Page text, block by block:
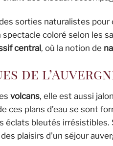
sorties naturalistes pour
coloré selon les
central , où la notion de
de
volcans, elle est aussi
ces plans d’eau se sont
éclats bleutés
plaisirs d’un séjour